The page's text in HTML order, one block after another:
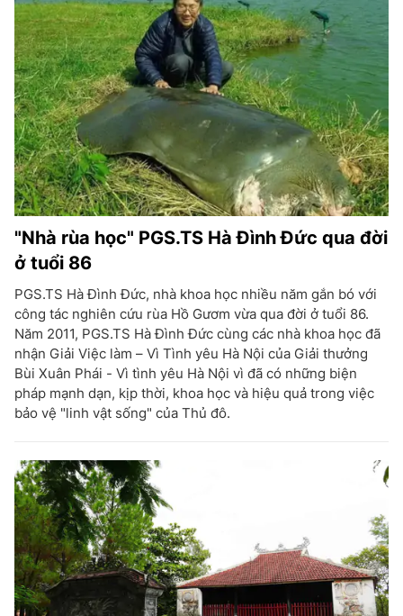
"Nhà rùa học" PGS.TS Hà Đình Đức qua đời
ở tuổi 86
PGS.TS Hà Đình Đức, nhà khoa học nhiều năm gắn bó với
công tác nghiên cứu rùa Hồ Gươm vừa qua đời ở tuổi 86.
Năm 2011, PGS.TS Hà Đình Đức cùng các nhà khoa học đã
nhận Giải Việc làm – Vì Tình yêu Hà Nội của Giải thưởng
Bùi Xuân Phái - Vì tình yêu Hà Nội vì đã có những biện
pháp mạnh dạn, kịp thời, khoa học và hiệu quả trong việc
bảo vệ "linh vật sống" của Thủ đô.